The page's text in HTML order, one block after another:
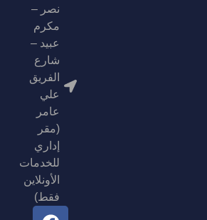
نصر –
مكرم
عبيد –
شارع
الفريق
علي
عامر
(مقر
إداري
للخدمات
الأونلاين
فقط)